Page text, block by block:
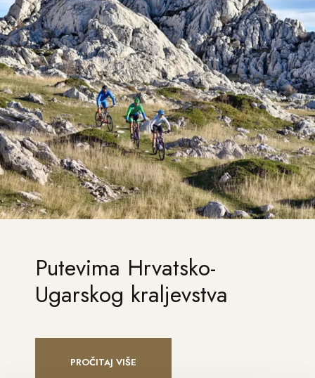
Putevima Hrvatsko-
Ugarskog kraljevstva
PROČITAJ VIŠE